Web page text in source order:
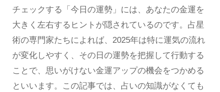
チェックする「今日の運勢」には、あなたの金運を
大きく左右するヒントが隠されているのです。占星
術の専門家たちによれば、2025年は特に運気の流れ
が変化しやすく、その日の運勢を把握して行動する
ことで、思いがけない金運アップの機会をつかめる
といいます。この記事では、占いの知識がなくても